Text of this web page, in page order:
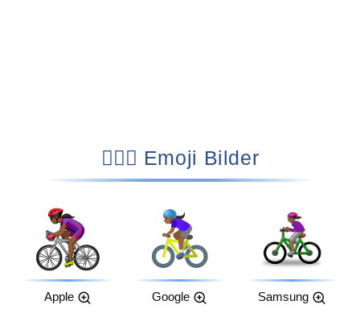
🚴🏾‍♀️ Emoji Bilder
Apple Google Samsung